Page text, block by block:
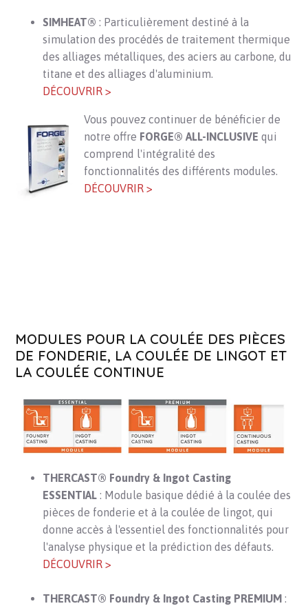
SIMHEAT® : Particulièrement destiné à la
simulation des procédés de traitement thermique
des alliages métalliques, des aciers au carbone, du
titane et des alliages d'aluminium.
DÉCOUVRIR >
Vous pouvez continuerde bénéficier de
notre offre FORGE® ALL-INCLUSIVE qui
comprend l'intégralité des
fonctionnalitésdes différents modules.
DÉCOUVRIR >
MODULES POUR LA COULÉE DES PIÈCES
DE FONDERIE, LA COULÉE DE LINGOT ET
LA COULÉE CONTINUE
THERCAST® Foundry & Ingot Casting
ESSENTIAL : Module basique dédié à la coulée des
pièces de fonderie et à la coulée de lingot, qui
donne accès à l'essentiel des fonctionnalités pour
l'analyse physique et la prédiction des défauts.
DÉCOUVRIR >
THERCAST® Foundry & Ingot Casting PREMIUM: